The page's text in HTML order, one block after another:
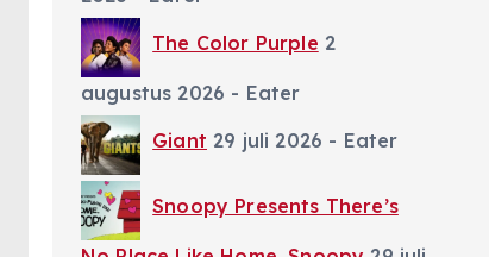
The Color Purple 2
augustus 2026 - Eater
Giant 29 juli 2026 - Eater
Snoopy Presents There’s